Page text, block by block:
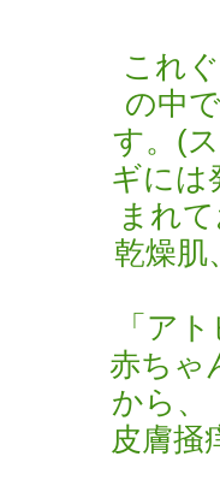
これ
の中
す。(
ギには
まれ
乾燥肌
「ア
赤ちゃ
から、
皮膚掻